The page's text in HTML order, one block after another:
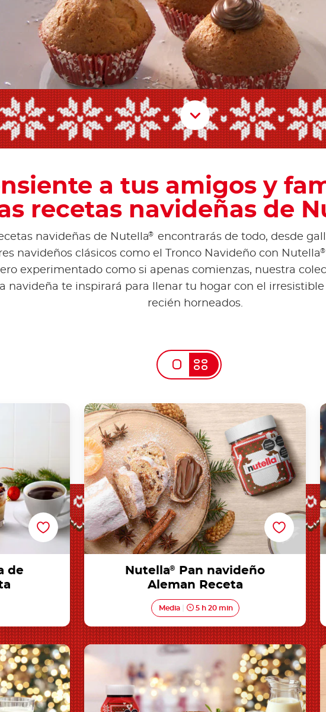
Scroll
a tus amigos y
recetas navideñas de
navideñas de Nutella®
encontrarás de todo, desde
navideños clásicos como el Tronco Navideño con Nutella®
experimentado como si apenas comienzas, nuestra
navideña te inspirará para llenar tu hogar con el
recién horneados.
de
Nutella® Pan navideño Aleman Receta
Nutella®
Pan navideño
Aleman Receta
Media 5 h 20 min
Receta Nutella® Flan Receta